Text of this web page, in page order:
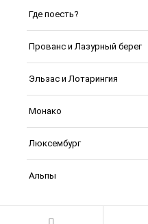
Где поесть?
Прованс и Лазурный берег
Эльзас и Лотарингия
Монако
Люксембург
Альпы